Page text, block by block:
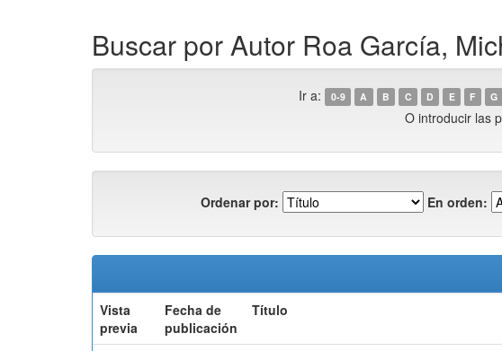
Buscar por Autor Roa García,
Ir a: 0-9 A B C D E F G
O introducir las
Ordenar por: En orden:
Vista
previa
Fecha de
publicación
Título